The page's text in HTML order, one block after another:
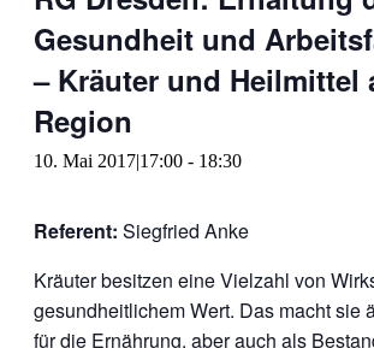
Gesundheit und
– Kräuter und Heilmittel
Region
10. Mai 2017|17:00 - 18:30
Referent: Siegfried Anke
Kräuter besitzen eine Vielzahl von
gesundheitlichem Wert. Das macht sie
für die Ernährung, aber auch als